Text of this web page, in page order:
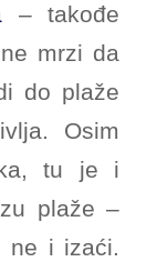
– takođe
mrzi da
do plaže
Osim
tu je i
plaže –
ne i izaći.